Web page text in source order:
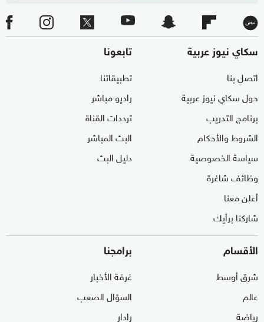
سكاي نيوز عربية
اتصل بنا
حول سكاي نيوز عربية
برنامج التدريب
الشروط والأحكام
سياسة الخصوصية
وظائف شاغرة
أعلن معنا
شاركنا برأيك
تابعونا
تطبيقاتنا
راديو مباشر
ترددات القناة
البث المباشر
دليل البث
الأقسام
شرق أوسط
عالم
رياضة
برامجنا
غرفة الأخبار
السؤال الصعب
رادار